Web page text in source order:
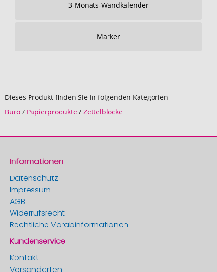
3-Monats-Wandkalender
Marker
Dieses Produkt finden Sie in folgenden Kategorien
Büro / Papierprodukte / Zettelblöcke
Informationen
Datenschutz
Impressum
AGB
Widerrufsrecht
Rechtliche Vorabinformationen
Kundenservice
Kontakt
Versandarten